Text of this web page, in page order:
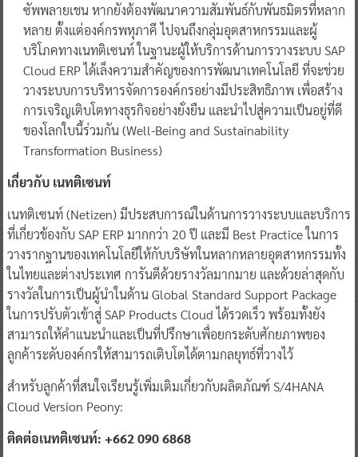
ซัพพลายเชน หากยังต้องพัฒนาความสัมพันธ์กับพันธมิตรที่หลาก
หลาย ตั้งแต่องค์กรพหุภาคี ไปจนถึงกลุ่มอุตสาหกรรมและผู้
บริโภคทางเนทติเซนท์ ในฐานะผู้ให้บริการด้านการวางระบบ SAP
Cloud ERP ได้เล็งความสำคัญของการพัฒนาเทคโนโลยี ที่จะช่วย
วางระบบการบริหารจัดการองค์กรอย่างมีประสิทธิภาพ เพื่อสร้าง
การเจริญเติบโตทางธุรกิจอย่างยั่งยืน และนำไปสู่ความเป็นอยู่ที่ดี
ของโลกใบนี้ร่วมกัน (Well-Being and Sustainability
Transformation Business)
เกี่ยวกับ เนทติเซนท์
เนทติเซนท์ (Netizen) มีประสบการณ์ในด้านการวางระบบและบริการ
ที่เกี่ยวข้องกับ SAP ERP มากกว่า 20 ปี และมี Best Practice ในการ
วางรากฐานของเทคโนโลยีให้กับบริษัทในหลากหลายอุตสาหกรรมทั้ง
ในไทยและต่างประเทศ การันตีด้วยรางวัลมากมาย และด้วยล่าสุดกับ
รางวัลในการเป็นผู้นำในด้าน Global Standard Support Package
ในการปรับตัวเข้าสู่ SAP Products Cloud ได้รวดเร็ว พร้อมทั้งยัง
สามารถให้คำแนะนำและเป็นที่ปรึกษาเพื่อยกระดับศักยภาพของ
ลูกค้าระดับองค์กรให้สามารถเติบโตได้ตามกลยุทธ์ที่วางไว้
สำหรับลูกค้าที่สนใจเรียนรู้เพิ่มเติมเกี่ยวกับผลิตภัณฑ์ S/4HANA
Cloud Version Peony:
ติดต่อเนทติเซนท์: +662 090 6868